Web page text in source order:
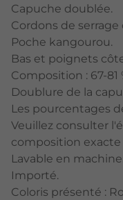
Capuche doublée.
Cordons de serrage
Poche kangourou.
Bas et poignets
Composition : 67-81
Doublure de la
Les pourcentages
Veuillez consulter
composition exacte
Lavable en machine.
Importé.
Coloris présenté :